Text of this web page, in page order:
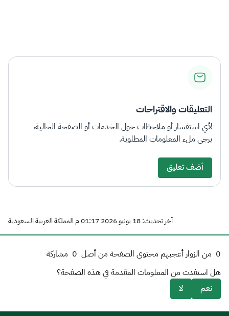
التعليقات والاقتراحات
لأي استفسار أو ملاحظات حول الخدمات أو الصفحة الحالية،
يرجى ملء المعلومات المطلوبة.
أضف تعليق
آخر تحديث: 18 يونيو 2026 01:17 م المملكة العربية السعودية
0 من الزوار أعجبهم محتوى الصفحة من أصل 0 مشاركة
هل استفدت من المعلومات المقدمة في هذه الصفحة؟
نعم
لا